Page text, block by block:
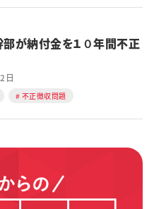
日大文芸賞
が納付金を１０年間不正
日
不正徴収問題